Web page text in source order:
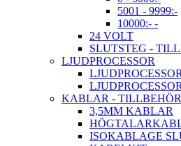
5001 - 9999:-
10000:- -
24 VOLT
SLUTSTEG -
LJUDPROCESSOR
LJUDPROCESSOR
KABLAR - TILLBEHÖR
3,5MM KABLAR
ISOKABLAGE